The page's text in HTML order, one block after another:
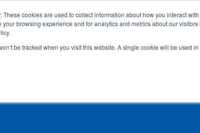
cookies are used to collect information about how you interact
browsing experience and for analytics and metrics about our
be tracked when you visit this website. A single cookie will be used